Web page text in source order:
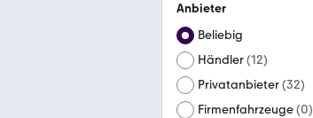
Anbieter
Beliebig
Händler(12)
Privatanbieter(32)
Firmenfahrzeuge(0)